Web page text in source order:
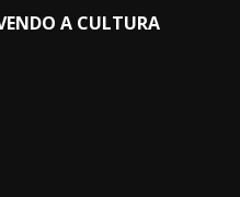
A CULTURA